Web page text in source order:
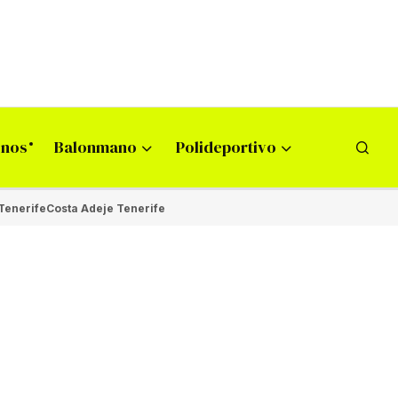
Balonmano Polideportivo
Costa Adeje Tenerife